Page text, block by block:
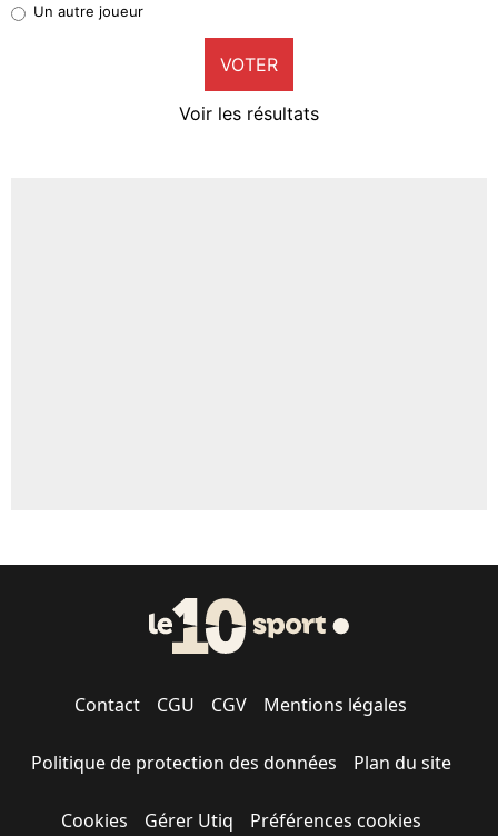
9%
Un autre joueur
VOTER
Voir les résultats
Contact CGU CGV Mentions légales
Politique de protection des données Plan du site
Cookies Gérer Utiq Préférences cookies